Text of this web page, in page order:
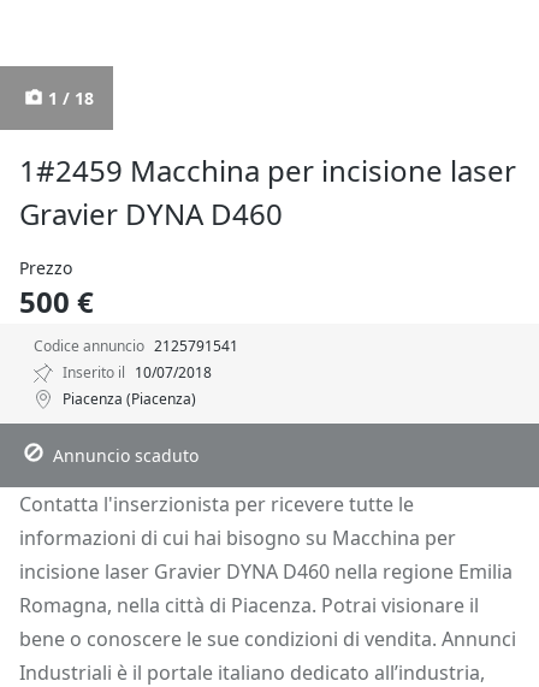
1 / 18
1#2459 Macchina per incisione laser
Gravier DYNA D460
Prezzo
500 €
Codice annuncio 2125791541
Inserito il 10/07/2018
Piacenza (Piacenza)
Descrizione
Dettagli Posizione Richiedi Info
Annuncio scaduto
Contatta l'inserzionista per ricevere tutte le
informazioni di cui hai bisogno su Macchina per
incisione laser Gravier DYNA D460 nella regione Emilia
Romagna, nella città di Piacenza. Potrai visionare il
bene o conoscere le sue condizioni di vendita. Annunci
Industriali è il portale italiano dedicato all’industria,